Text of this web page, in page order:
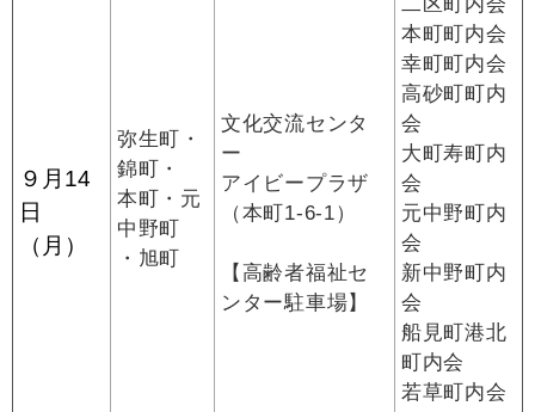
９月14
日
（月）
弥生町・
錦町・
本町・元
中野町
・旭町
文化交流センタ
ー
アイビープラザ
（本町1-6-1）
【高齢者福祉セ
ンター駐車場】
本町町内会
幸町町内会
高砂町町内
会
大町寿町内
会
元中野町内
会
新中野町内
会
船見町港北
町内会
若草町内会